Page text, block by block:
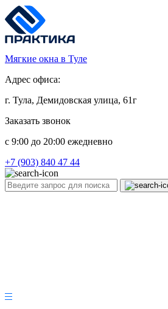
Мягкие окна в Туле
Адрес офиса:
г. Тула, Демидовская улица, 61г
Заказать звонок
c 9:00 до 20:00 ежедневно
+7 (903) 840 47 44